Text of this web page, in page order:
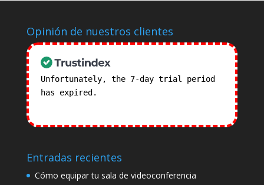
Opinión de nuestros clientes
Unfortunately, the 7-day trial period
has expired.
Entradas recientes
Cómo equipar tu sala de videoconferencia